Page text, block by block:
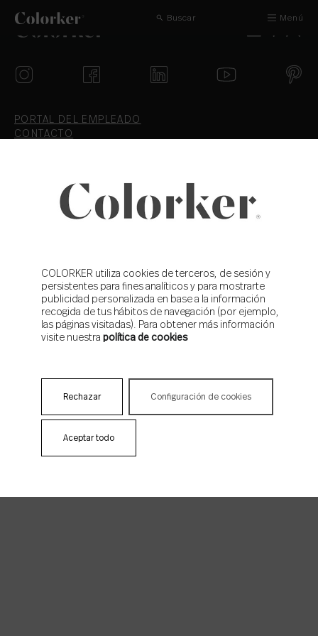
Buscar Menú
PORTAL DEL EMPLEADO
CONTACTO
TRABAJA CON NOSOTROS
POLÍTICA DE PRIVACIDAD
T.+34 964 36 16 16
F. 964 38 64 32
info@colorker.com
Ctra. de Alcora, Km 21,3
12110 Alcora - Castellón - España
COLORKER utiliza cookies de terceros, de sesión y
persistentes para fines analíticos y para mostrarte
publicidad personalizada en base a la información
recogida de tus hábitos de navegación (por ejemplo,
las páginas visitadas). Para obtener más información
visite nuestra política de cookies
Aceptar todo
Rechazar Configuración de cookies